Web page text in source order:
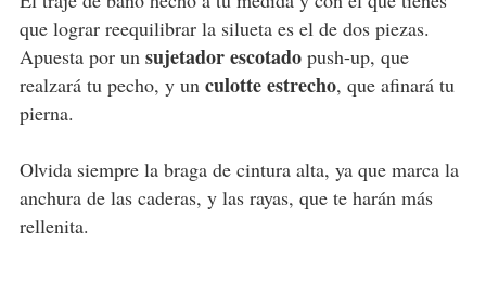
que lograr reequilibrar la silueta es el de dos piezas.
Apuesta por un sujetador escotadopush-up, que
realzará tu pecho, y un culotte estrecho, que afinará tu
pierna.
Olvida siempre la braga de cintura alta, ya que marca la
anchura de las caderas, y las rayas, que te harán más
rellenita.